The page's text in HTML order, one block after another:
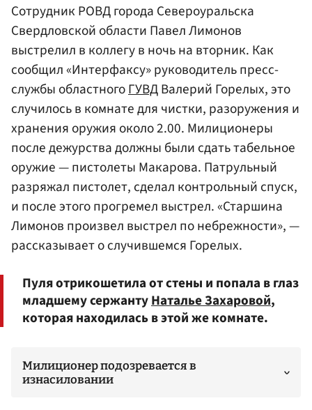
Сотрудник РОВД города Североуральска
Свердловской области Павел Лимонов
выстрелил в коллегу в ночь на вторник. Как
сообщил «Интерфаксу» руководитель пресс-
службы областногоГУВДВалерий Горелых, это
случилось в комнате для чистки, разоружения и
хранения оружия около 2.00. Милиционеры
после дежурства должны были сдать табельное
оружие — пистолеты Макарова. Патрульный
разряжал пистолет, сделал контрольный спуск,
и после этого прогремел выстрел. «Старшина
Лимонов произвел выстрел по небрежности», —
рассказывает о случившемся Горелых.
Пуля отрикошетила от стены и попала в глаз
младшему сержантуНаталье Захаровой,
которая находилась в этой же комнате.
Милиционер подозревается в
изнасиловании